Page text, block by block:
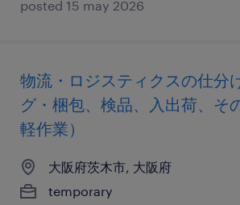
posted 15 may 2026
物流・ロジスティクスの仕分
グ・梱包、検品、入出荷、そ
軽作業）
大阪府茨木市, 大阪府
temporary